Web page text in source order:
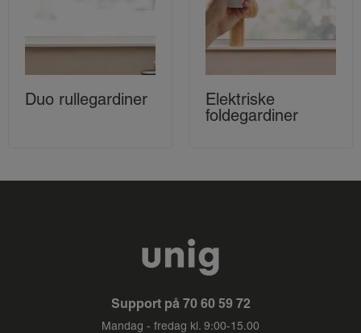
Duo rullegardiner
Elektriske
foldegardiner
Support på 70 60 59 72
Mandag - fredag kl. 9:00-15.00